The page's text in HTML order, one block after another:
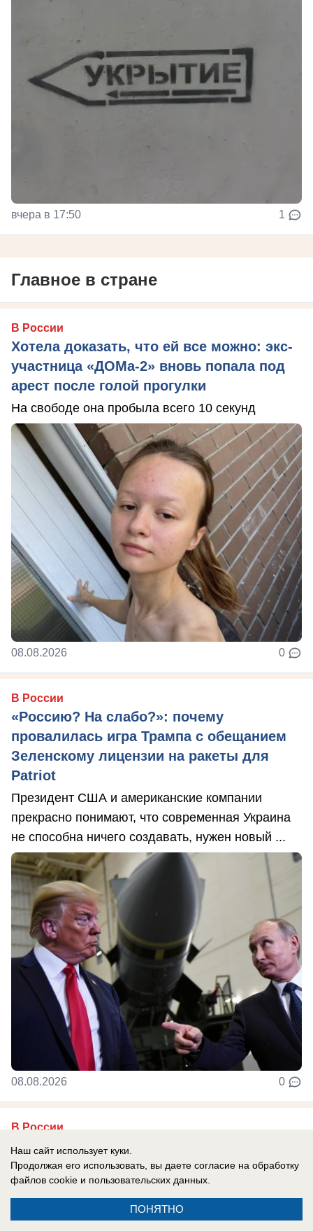
вчера в 17:50 1
Главное в стране
В России
Хотела доказать, что ей все можно: экс-
участница «ДОМа-2» вновь попала под
арест после голой прогулки
На свободе она пробыла всего 10 секунд
08.08.2026 0
В России
«Россию? На слабо?»: почему
провалилась игра Трампа с обещанием
Зеленскому лицензии на ракеты для
Patriot
Президент США и американские компании
прекрасно понимают, что современная Украина
не способна ничего создавать, нужен новый ...
08.08.2026 0
В России
Сербия поддерживает Украину: Вучич
радостно встретил Зеленского и
подписал с ним меморандум «о
взаимопонимании»
Наш сайт использует куки.
Продолжая его использовать, вы даете согласие на обработку
файлов cookie и пользовательских данных.
ПОНЯТНО